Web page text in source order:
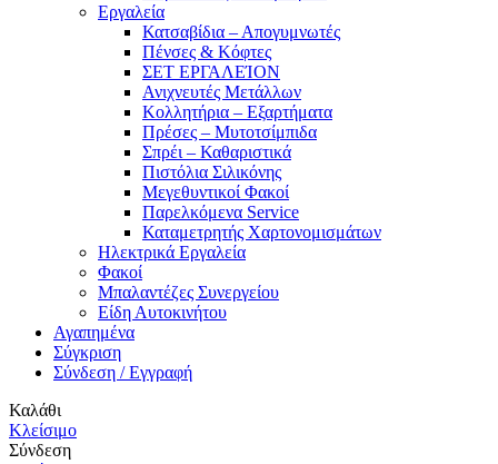
Εργαλεία
Κατσαβίδια – Απογυμνωτές
Πένσες & Κόφτες
ΣΕΤ ΕΡΓΑΛΕΊΟΝ
Ανιχνευτές Μετάλλων
Κολλητήρια – Εξαρτήματα
Πρέσες – Μυτοτσίμπιδα
Σπρέι – Καθαριστικά
Πιστόλια Σιλικόνης
Μεγεθυντικοί Φακοί
Παρελκόμενα Service
Καταμετρητής Χαρτονομισμάτων
Ηλεκτρικά Εργαλεία
Φακοί
Μπαλαντέζες Συνεργείου
Είδη Αυτοκινήτου
Αγαπημένα
Σύγκριση
Σύνδεση / Εγγραφή
Καλάθι
Κλείσιμο
Σύνδεση